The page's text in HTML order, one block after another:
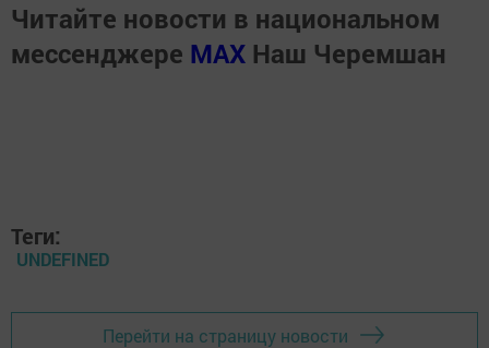
Читайте новости в национальном
мессенджере MАХ Наш Черемшан
Теги:
UNDEFINED
Перейти на страницу новости